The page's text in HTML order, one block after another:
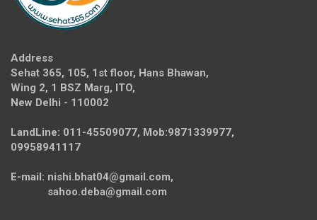
Address
Sehat 365, 105, 1st floor, Hans Bhawan,
Wing 2, 1 BSZ Marg, ITO,
New Delhi - 110002
LandLine: 011-45509077, Mob:9871339977,
09958941117
E-mail: nishi.bhat04@gmail.com,
sahoo.deba@gmail.com